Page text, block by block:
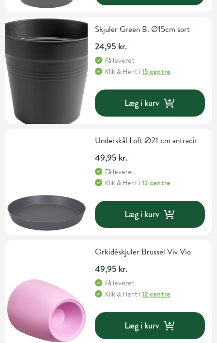
Skjuler Green B. Ø15cm sort
24,95 kr.
Få leveret
Klik & Hent i15 centre
Læg i kurv
Underskål Loft Ø21 cm antracit
49,95 kr.
Få leveret
Klik & Hent i12 centre
Læg i kurv
Orkidéskjuler Brussel Viv Vio
49,95 kr.
Få leveret
Klik & Hent i12 centre
Læg i kurv